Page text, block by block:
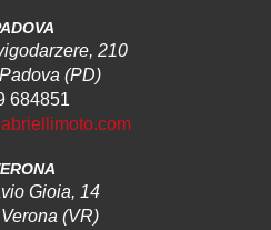
210
(PD)
684851
Gioia, 14
(VR)